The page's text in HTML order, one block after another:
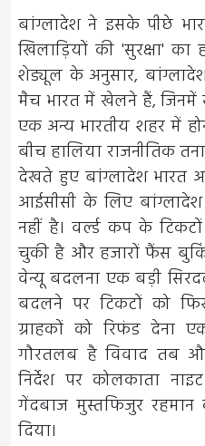
बांग्लादेश ने इसके पीछे
खिलाड़ियों की 'सुरक्षा' का
शेड्यूल के अनुसार,
मैच भारत में खेलने हैं,
एक अन्य भारतीय शहर में
बीच हालिया राजनीतिक
देखते हुए बांग्लादेश भारत
आईसीसी के लिए
नहीं है। वर्ल्ड कप के
चुकी है और हजारों फैंस
वेन्यू बदलना एक बड़ी
बदलने पर टिकटों को
ग्राहकों को रिफंड देना
गौरतलब है विवाद तब
निर्देश पर कोलकाता
गेंदबाज मुस्तफिजुर
दिया।